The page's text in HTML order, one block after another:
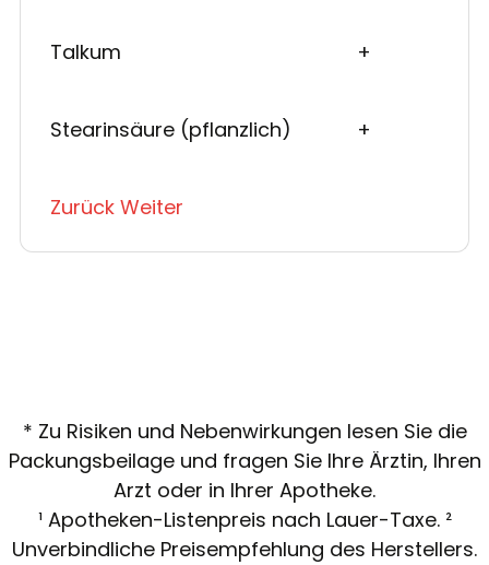
Talkum +
Stearinsäure (pflanzlich) +
Zurück Weiter
* Zu Risiken und Nebenwirkungen lesen Sie die
Packungsbeilage und fragen Sie Ihre Ärztin, Ihren
Arzt oder in Ihrer Apotheke.
¹ Apotheken-Listenpreis nach Lauer-Taxe. ²
Unverbindliche Preisempfehlung des Herstellers.